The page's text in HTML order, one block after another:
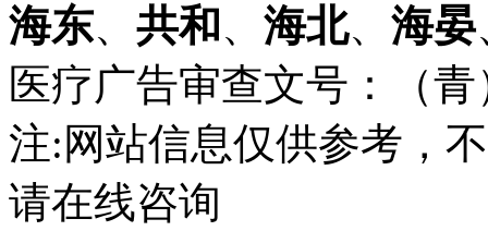
海东、 共和 、 海北、 海晏
医疗广告审查文号：（
注:网站信息仅供参考，
请在线咨询